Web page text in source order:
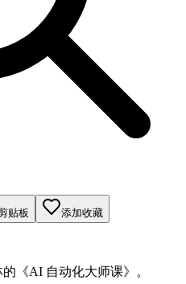
贴板 添加收藏
《AI 自动化大师课》。